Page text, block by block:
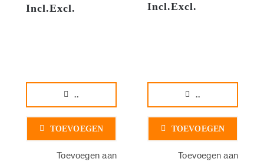
Incl.Excl.
..
TOEVOEGEN
Toevoegen aan
Incl.Excl.
..
TOEVOEGEN
Toevoegen aan